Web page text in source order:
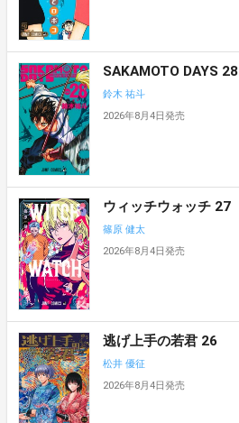
SAKAMOTO DAYS 28
鈴木 祐斗
2026年8月4日発売
ウィッチウォッチ 27
篠原 健太
2026年8月4日発売
逃げ上手の若君 26
松井 優征
2026年8月4日発売